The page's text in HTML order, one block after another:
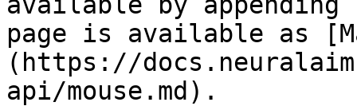
page is available as
(https://
api/mouse.md).